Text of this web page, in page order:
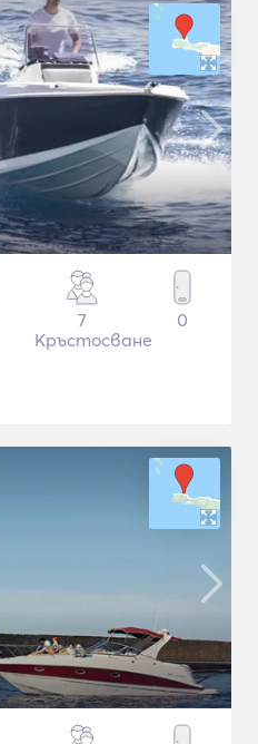
7
Кръстосване
0